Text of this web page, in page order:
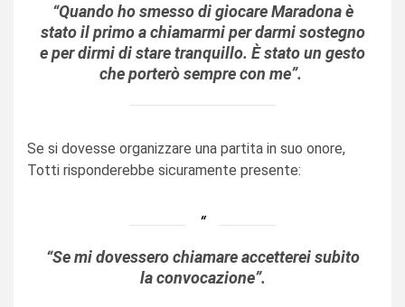
“Quando ho smesso di giocare Maradona è
stato il primo a chiamarmi per darmi sostegno
e per dirmi di stare tranquillo. È stato un gesto
che porterò sempre con me”.
Se si dovesse organizzare una partita in suo onore,
Totti risponderebbe sicuramente presente:
“Se mi dovessero chiamare accetterei subito
la convocazione”.